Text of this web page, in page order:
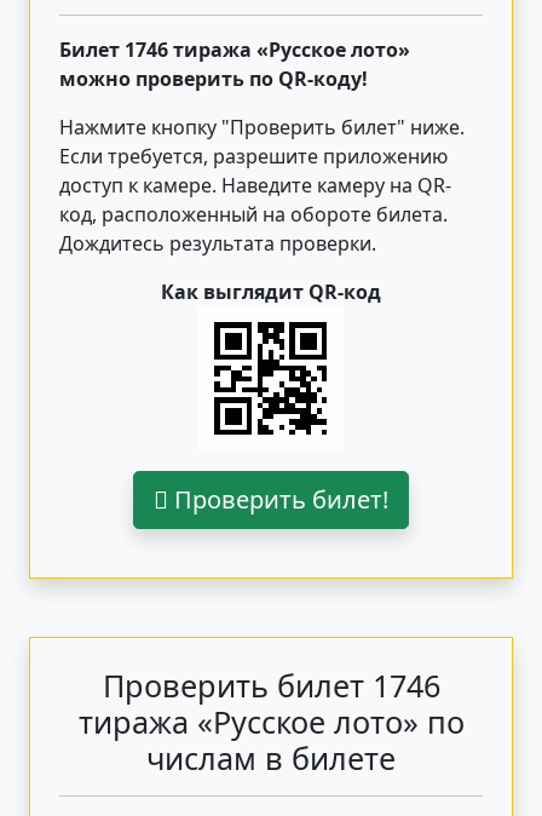
Билет 1746 тиража «Русское лото»
можно проверить по QR-коду!
Нажмите кнопку "Проверить билет" ниже.
Если требуется, разрешите приложению
доступ к камере. Наведите камеру на QR-
код, расположенный на обороте билета.
Дождитесь результата проверки.
Как выглядит QR-код
Проверить билет!
Проверить билет 1746
тиража «Русское лото» по
числам в билете